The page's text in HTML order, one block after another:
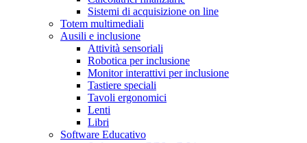
Sistemi di acquisizione on line
Totem multimediali
Ausili e inclusione
Attività sensoriali
Robotica per inclusione
Monitor interattivi per inclusione
Tastiere speciali
Tavoli ergonomici
Lenti
Libri
Software Educativo